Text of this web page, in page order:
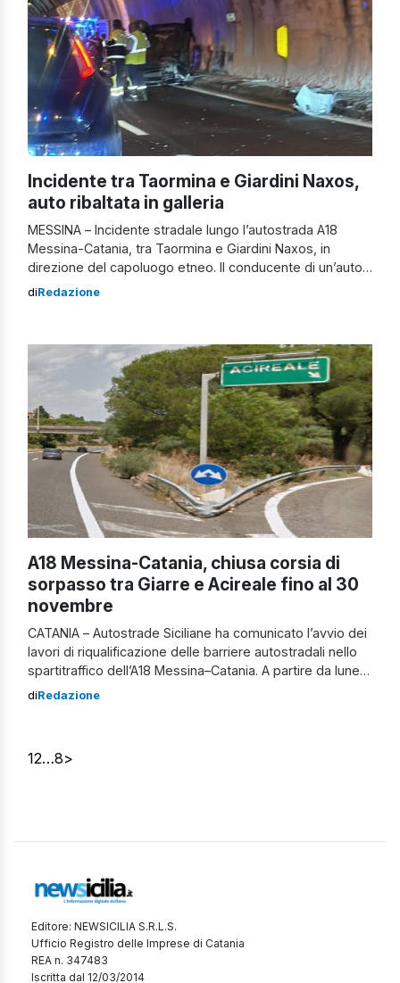
Incidente tra Taormina e Giardini Naxos,
auto ribaltata in galleria
MESSINA – Incidente stradale lungo l’autostrada A18
Messina-Catania, tra Taormina e Giardini Naxos, in
direzione del capoluogo etneo. Il conducente di un’auto,
per cause ancora in corso di accertamento, ne ha perso
guidatore e la presenza […]
diRedazione
A18 Messina-Catania, chiusa corsia di
sorpasso tra Giarre e Acireale fino al 30
novembre
CATANIA – Autostrade Siciliane ha comunicato l’avvio dei
lavori di riqualificazione delle barriere autostradali nello
spartitraffico dell’A18 Messina–Catania. A partire da lunedì
13 ottobre 2025 e fino a sabato 30 novembre 2025, sarà
diRedazione
12…8>
Editore: NEWSICILIA S.R.L.S.
Ufficio Registro delle Imprese di Catania
REA n. 347483
Iscritta dal 12/03/2014